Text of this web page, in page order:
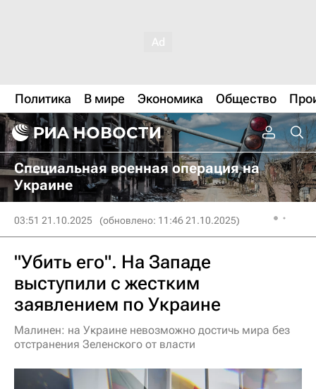
Политика В мире Экономика Общество
Специальная военная операция на
Украине
03:51 21.10.2025 (обновлено: 11:46 21.10.2025)
"Убить его". На Западе
выступили с жестким
заявлением по Украине
Малинен: на Украине невозможно достичь мира без
отстранения Зеленского от власти